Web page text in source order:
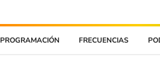
PROGRAMACIÓN FRECUENCIAS